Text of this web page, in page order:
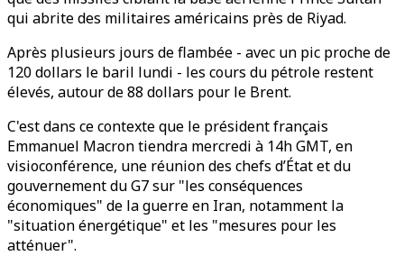
qui abrite des militaires américains près de Riyad.
Après plusieurs jours de flambée - avec un pic proche de
120 dollars le baril lundi - les cours du pétrole restent
élevés, autour de 88 dollars pour le Brent.
C'est dans ce contexte que le président français
Emmanuel Macron tiendra mercredi à 14h GMT, en
visioconférence, une réunion des chefs d’État et du
gouvernement du G7 sur "les conséquences
économiques" de la guerre en Iran, notamment la
"situation énergétique" et les "mesures pour les
atténuer".